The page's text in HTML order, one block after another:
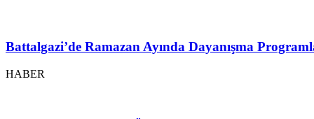
Battalgazi’de Ramazan Ayında Dayanışma
HABER